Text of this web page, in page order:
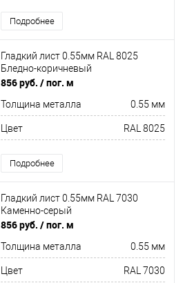
Подробнее
Гладкий лист 0.55мм RAL 8025
Бледно-коричневый
856 руб. / пог. м
Толщина металла 0.55 мм
Цвет RAL 8025
Подробнее
Гладкий лист 0.55мм RAL 7030
Каменно-серый
856 руб. / пог. м
Толщина металла 0.55 мм
Цвет RAL 7030